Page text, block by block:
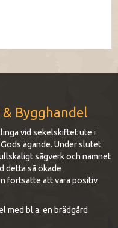
Bygghandel
vid sekelskiftet ute i
ägande. Under slutet
sågverk och namnet
detta så ökade
fortsatte att vara positiv
med bl.a. en brädgård